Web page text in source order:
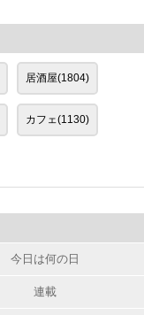
居酒屋(1804)
カフェ(1130)
今日は何の日
連載